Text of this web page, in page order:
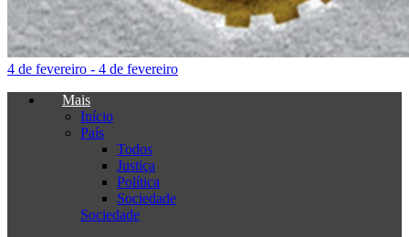
4 de fevereiro - 4 de fevereiro
Mais
Início
País
Todos
Justiça
Política
Sociedade
Sociedade